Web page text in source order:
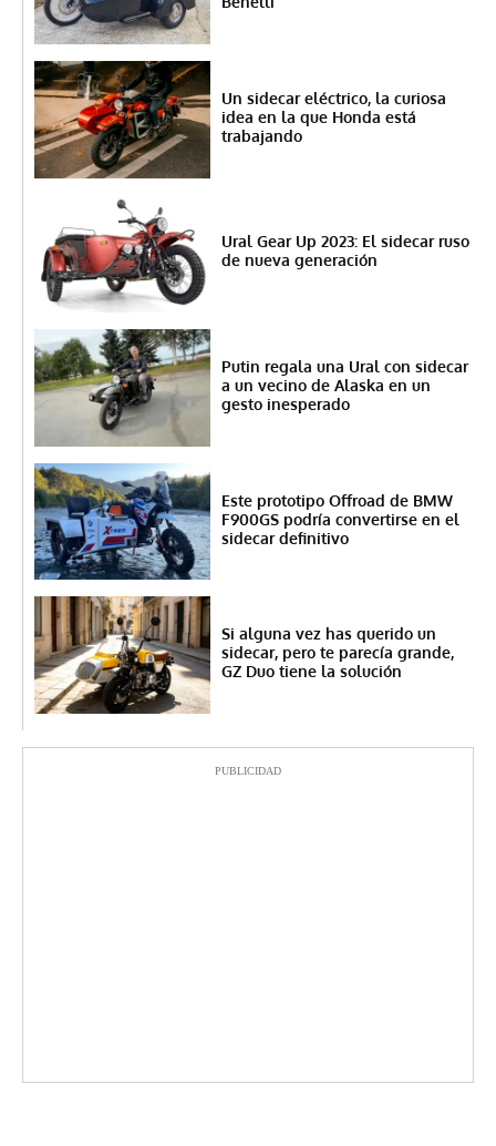
Un sidecar eléctrico, la curiosa
idea en la que Honda está
trabajando
Ural Gear Up 2023: El sidecar ruso
de nueva generación
Putin regala una Ural con sidecar
a un vecino de Alaska en un
gesto inesperado
Este prototipo Offroad de BMW
F900GS podría convertirse en el
sidecar definitivo
Si alguna vez has querido un
sidecar, pero te parecía grande,
GZ Duo tiene la solución
PUBLICIDAD